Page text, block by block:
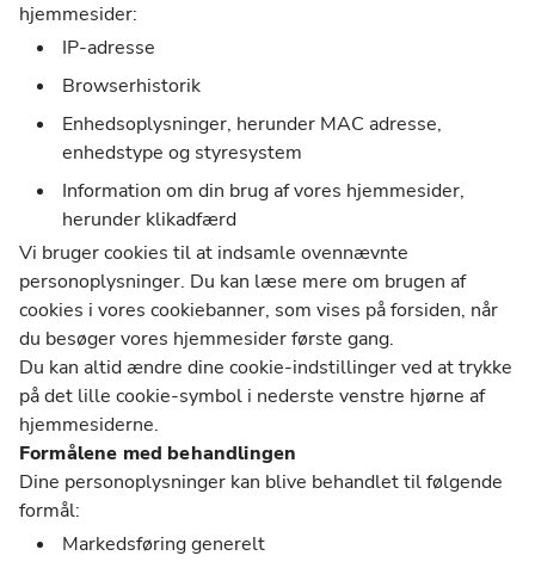
hjemmesider:
IP-adresse
Browserhistorik
Enhedsoplysninger, herunder MAC adresse,
enhedstype og styresystem
Information om din brug af vores hjemmesider,
herunder klikadfærd
Vi bruger cookies til at indsamle ovennævnte
personoplysninger. Du kan læse mere om brugen af
cookies i vores cookiebanner, som vises på forsiden, når
du besøger vores hjemmesider første gang.
Du kan altid ændre dine cookie-indstillinger ved at trykke
på det lille cookie-symbol i nederste venstre hjørne af
hjemmesiderne.
Formålene med behandlingen
Dine personoplysninger kan blive behandlet til følgende
formål:
Markedsføring generelt